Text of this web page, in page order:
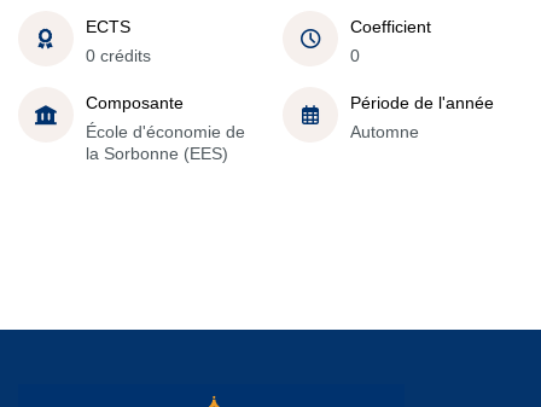
ECTS
0 crédits
Coefficient
0
Composante
École d'économie de
la Sorbonne (EES)
Période de l'année
Automne